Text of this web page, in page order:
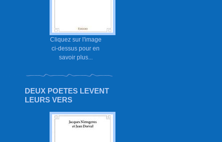
Cliquez sur l'image
ci-dessus pour en
savoir plus...
DEUX POETES LEVENT
LEURS VERS